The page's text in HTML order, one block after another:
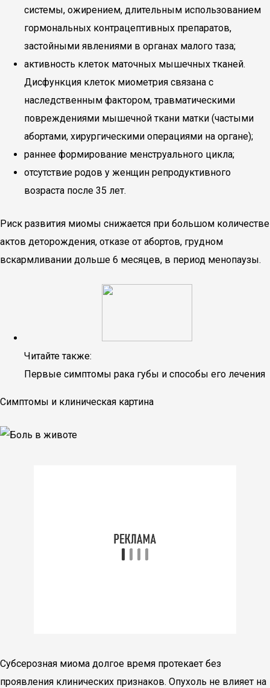
системы, ожирением, длительным использованием
гормональных контрацептивных препаратов,
застойными явлениями в органах малого таза;
активность клеток маточных мышечных тканей.
Дисфункция клеток миометрия связана с
наследственным фактором, травматическими
повреждениями мышечной ткани матки (частыми
абортами, хирургическими операциями на органе);
раннее формирование менструального цикла;
отсутствие родов у женщин репродуктивного
возраста после 35 лет.
Риск развития миомы снижается при большом количестве
актов деторождения, отказе от абортов, грудном
вскармливании дольше 6 месяцев, в период менопаузы.
Читайте также:
Первые симптомы рака губы и способы его лечения
Симптомы и клиническая картина
Субсерозная миома долгое время протекает без
проявления клинических признаков. Опухоль не влияет на